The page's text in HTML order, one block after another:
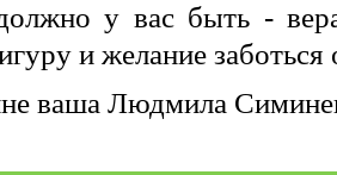
у вас быть -
и желание заботься
ваша Людмила